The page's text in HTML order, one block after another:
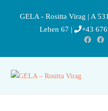
GELA - Rositta Virag | A
Lehen 67 |
+43